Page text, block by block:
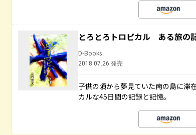
とろとろトロピカル ある旅の
D-Books
2018.07.26 発売
子供の頃から夢見ていた南の島に滞
カルな45日間の記録と記憶。